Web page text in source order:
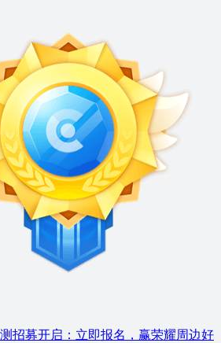
招募开启：立即报名，赢荣耀周边好